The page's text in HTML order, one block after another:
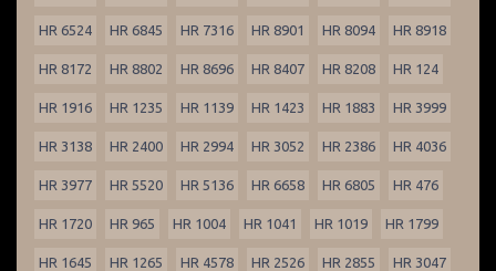
HR 6524 HR 6845 HR 7316 HR 8901 HR 8094 HR 8918
HR 8172 HR 8802 HR 8696 HR 8407 HR 8208 HR 124
HR 1916 HR 1235 HR 1139 HR 1423 HR 1883 HR 3999
HR 3138 HR 2400 HR 2994 HR 3052 HR 2386 HR 4036
HR 3977 HR 5520 HR 5136 HR 6658 HR 6805 HR 476
HR 1720 HR 965 HR 1004 HR 1041 HR 1019 HR 1799
HR 1645 HR 1265 HR 4578 HR 2526 HR 2855 HR 3047